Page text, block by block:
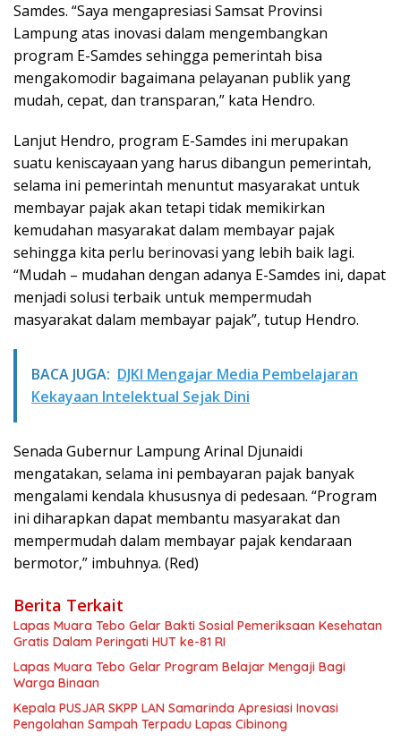
Samdes. “Saya mengapresiasi Samsat Provinsi
Lampung atas inovasi dalam mengembangkan
program E-Samdes sehingga pemerintah bisa
mengakomodir bagaimana pelayanan publik yang
mudah, cepat, dan transparan,” kata Hendro.
Lanjut Hendro, program E-Samdes ini merupakan
suatu keniscayaan yang harus dibangun pemerintah,
selama ini pemerintah menuntut masyarakat untuk
membayar pajak akan tetapi tidak memikirkan
kemudahan masyarakat dalam membayar pajak
sehingga kita perlu berinovasi yang lebih baik lagi.
“Mudah – mudahan dengan adanya E-Samdes ini, dapat
menjadi solusi terbaik untuk mempermudah
masyarakat dalam membayar pajak”, tutup Hendro.
BACA JUGA: DJKI Mengajar Media Pembelajaran
Kekayaan Intelektual Sejak Dini
Senada Gubernur Lampung Arinal Djunaidi
mengatakan, selama ini pembayaran pajak banyak
mengalami kendala khususnya di pedesaan. “Program
ini diharapkan dapat membantu masyarakat dan
mempermudah dalam membayar pajak kendaraan
bermotor,” imbuhnya. (Red)
Berita Terkait
Lapas Muara Tebo Gelar Bakti Sosial Pemeriksaan Kesehatan
Gratis Dalam Peringati HUT ke-81 RI
Lapas Muara Tebo Gelar Program Belajar Mengaji Bagi
Warga Binaan
Kepala PUSJAR SKPP LAN Samarinda Apresiasi Inovasi
Pengolahan Sampah Terpadu Lapas Cibinong